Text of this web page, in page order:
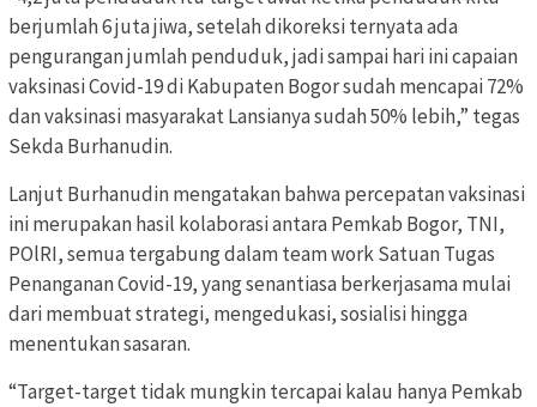
berjumlah 6 juta jiwa, setelah dikoreksi ternyata ada
pengurangan jumlah penduduk, jadi sampai hari ini capaian
vaksinasi Covid-19 di Kabupaten Bogor sudah mencapai 72%
dan vaksinasi masyarakat Lansianya sudah 50% lebih,” tegas
Sekda Burhanudin.
Lanjut Burhanudin mengatakan bahwa percepatan vaksinasi
ini merupakan hasil kolaborasi antara Pemkab Bogor, TNI,
POlRI, semua tergabung dalam team work Satuan Tugas
Penanganan Covid-19, yang senantiasa berkerjasama mulai
dari membuat strategi, mengedukasi, sosialisi hingga
menentukan sasaran.
“Target-target tidak mungkin tercapai kalau hanya Pemkab